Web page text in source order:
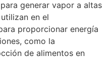
generar vapor a altas
en el
proporcionar energía
como la
de alimentos en